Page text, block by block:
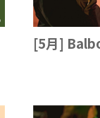
[5月]